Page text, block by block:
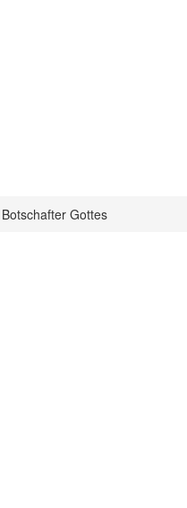
Botschafter Gottes